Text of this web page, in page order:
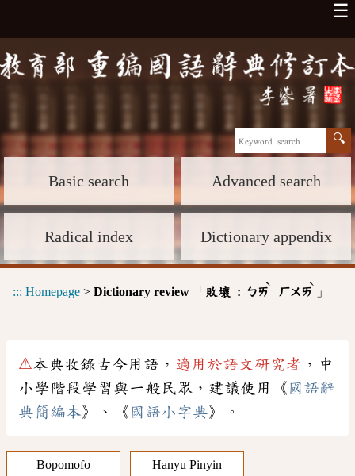
☰
Basic search Advanced search
Radical index Dictionary appendix
::: Homepage > Dictionary review 「 敗壞 : ㄅㄞ
ˋ
ㄏㄨㄞ
ˋ
」
⚠本典收錄古今用語， 適用於語文研究者 ，中
小學階段學習與一般民眾，建議使用《 國語辭
典簡編本》、《 國語小字典》。
Bopomofo
Hanyu Pinyin